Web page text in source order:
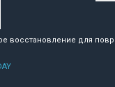
восстановление для